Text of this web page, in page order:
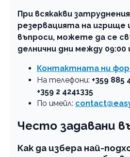
При всякакви
резервацията на игрище
въпроси, можете да се
делнични дни между 09:00
Контактната ни
На телефони: +359 885
+359 2 4241335
По имейл:
Често задавани
Как да избера най-